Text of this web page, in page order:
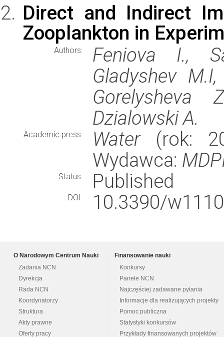
Direct and Indirect
Zooplankton in
Authors:
Feniova I.,
Gladyshev
Dzialowski A.
Academic press: Water(rok:
Wydawca:
Status: Published
DOI: 10.3390/
O Narodowym Centrum Nauki
Zadania NCN
Dyrekcja
Rada NCN
Koordynatorzy
Struktura
Akty prawne
Oferty pracy
Finansowanie nauki
Konkursy
Panele NCN
Najczęściej zadawane pytania
Informacje dla realizujących projekty
Pomoc publiczna
Statystyki konkursów
Przykłady finansowanych projektów